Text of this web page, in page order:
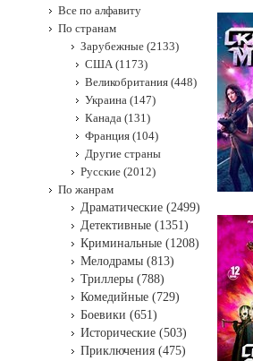
Все по алфавиту
По странам
Зарубежные (2133)
США (1173)
Великобритания (448)
Украина (147)
Канада (131)
Франция (104)
Другие страны
Русские (2012)
По жанрам
Драматические (2499)
Детективные (1351)
Криминальные (1208)
Мелодрамы (813)
Триллеры (788)
Комедийные (729)
Боевики (651)
Исторические (503)
Приключения (475)